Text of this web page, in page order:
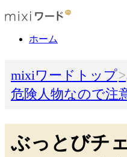
ホーム
mixiワードトップ
危険人物なので注
ぶっとびチ